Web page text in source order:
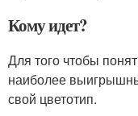
Кому идет?
Для того чтобы
наиболее
свой цветотип.